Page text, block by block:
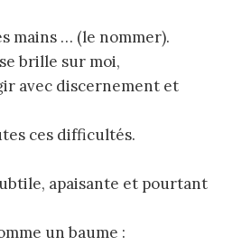
mains … (le nommer).
brille sur moi,
avec discernement et
ces difficultés.
apaisante et pourtant
un baume :